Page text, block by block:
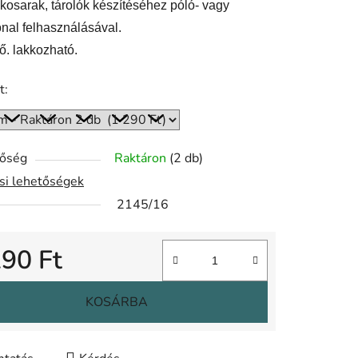
tárolók készítéséhez póló- vagy
felhasználásával.
lakkozható.
Raktáron (2 db)
lehetőségek
2145/16
Ft
KOSÁRBA